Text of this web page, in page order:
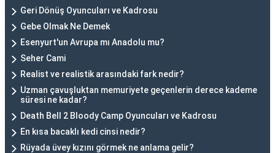
Geri Dönüş Oyuncuları ve Kadrosu
Gebe Olmak Ne Demek
Esenyurt'un Avrupa mı Anadolu mu?
Seher Cami
Realist ve realistik arasındaki fark nedir?
Uzman çavuşluktan memuriyete geçenlerin derece kademe
süresi ne kadar?
Death Bell 2 Bloody Camp Oyuncuları ve Kadrosu
En kısa bacaklı kedi cinsi nedir?
Rüyada üvey kızını görmek ne anlama gelir?